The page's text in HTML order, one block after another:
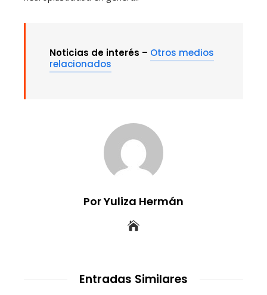
Noticias de interés – Otros medios
relacionados
Por Yuliza Hermán
Entradas Similares